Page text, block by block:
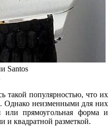
Santos
такой популярностью, что их
Однако неизменными для них
или прямоугольная форма и
и квадратной разметкой.